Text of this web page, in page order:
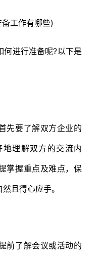
进行准备呢?以下是
先要了解双方企业的
理解双方的交流内
掌握重点及难点，保
且得心应手。
了解会议或活动的